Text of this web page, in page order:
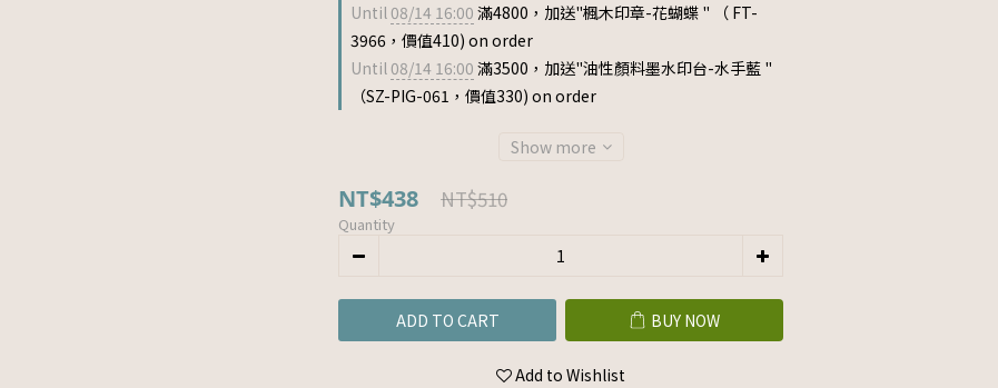
Until 08/14 16:00 滿4800，加送"楓木印章-花蝴蝶 " （ FT-
3966，價值410) on order
Until 08/14 16:00 滿3500，加送"油性顏料墨水印台-水手藍 "
（SZ-PIG-061，價值330) on order
Show more
NT$438 NT$510
Quantity
ADD TO CART BUY NOW
Add to Wishlist